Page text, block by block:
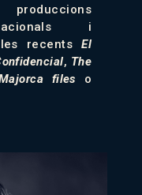
i
les recentsEl
, The
files o